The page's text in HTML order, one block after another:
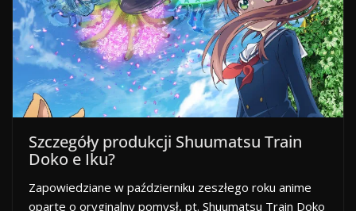
Szczegóły produkcji Shuumatsu Train
Doko e Iku?
Zapowiedziane w październiku zeszłego roku anime
oparte o oryginalny pomysł, pt. Shuumatsu Train Doko